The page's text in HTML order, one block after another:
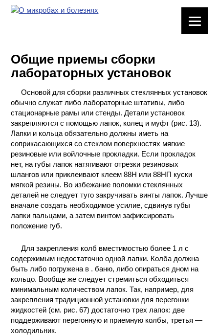
ХИМИЧЕСКАЯ
ПОСУДА
ВРЕДНЫЕ
ФАКТОРЫ
МЕТОДЫ
ПРАКТИЧЕСКОЙ
ХИМИИ
ХИМИЯ НА
ПРОИЗВОДСТВЕ
И ХИМИЧЕСКАЯ
ТЕХНОЛОГИЯ
КОНТАКТЫ
Общие приемы сборки
лабораторных установок
Основой для сборки различных стеклянных установок
обычно служат либо лабораторные штативы, либо
стационарные рамы или стенды. Детали установок
закрепляются с помощью лапок, колец и муфт (рис. 13).
Лапки и кольца обязательно должны иметь на
соприкасающихся со стеклом поверхностях мягкие
резиновые или войлочные прокладки. Если прокладок
нет, на губы лапок натягивают отрезки резиновых
шлангов или приклеивают клеем 88Н или 88НП куски
мягкой резины. Во избежание поломки стеклянных
деталей не следует туго закручивать винты лапок. Лучше
вначале создать необходимое усилие, сдвинув губы
лапки пальцами, а затем винтом зафиксировать
положение губ.
Для закрепления колб вместимостью более 1 л с
содержимым недостаточно одной лапки. Колба должна
быть либо погружена в . баню, либо опираться дном на
кольцо. Вообще же следует стремиться обходиться
минимальным количеством лапок. Так, например, для
закрепления традиционной установки для перегонки
жидкостей (см. рис. 67) достаточно трех лапок: две
поддерживают перегонную и приемную колбы, третья —
холодильник.